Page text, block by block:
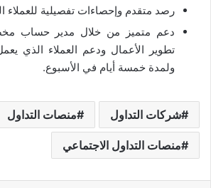
رصد متقدم وإحصاءات تفصيلية للعملاء
دعم متميز من خلال مدير حساب
ولمدة خمسة أيام في الأسبوع.
شركات التداول منصات التداول
منصات التداول الاجتماعي